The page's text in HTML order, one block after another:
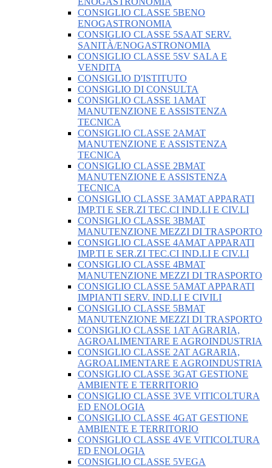
CONSIGLIO CLASSE 5BENO
ENOGASTRONOMIA
CONSIGLIO CLASSE 5SAAT SERV.
SANITÀ/ENOGASTRONOMIA
CONSIGLIO CLASSE 5SV SALA E
VENDITA
CONSIGLIO D'ISTITUTO
CONSIGLIO DI CONSULTA
CONSIGLIO CLASSE 1AMAT
MANUTENZIONE E ASSISTENZA
TECNICA
CONSIGLIO CLASSE 2AMAT
MANUTENZIONE E ASSISTENZA
TECNICA
CONSIGLIO CLASSE 2BMAT
MANUTENZIONE E ASSISTENZA
TECNICA
CONSIGLIO CLASSE 3AMAT APPARATI
IMP.TI E SER.ZI TEC.CI IND.LI E CIV.LI
CONSIGLIO CLASSE 3BMAT
MANUTENZIONE MEZZI DI TRASPORTO
CONSIGLIO CLASSE 4AMAT APPARATI
IMP.TI E SER.ZI TEC.CI IND.LI E CIV.LI
CONSIGLIO CLASSE 4BMAT
MANUTENZIONE MEZZI DI TRASPORTO
CONSIGLIO CLASSE 5AMAT APPARATI
IMPIANTI SERV. IND.LI E CIVILI
CONSIGLIO CLASSE 5BMAT
MANUTENZIONE MEZZI DI TRASPORTO
CONSIGLIO CLASSE 1AT AGRARIA,
AGROALIMENTARE E AGROINDUSTRIA
CONSIGLIO CLASSE 2AT AGRARIA,
AGROALIMENTARE E AGROINDUSTRIA
CONSIGLIO CLASSE 3GAT GESTIONE
AMBIENTE E TERRITORIO
CONSIGLIO CLASSE 3VE VITICOLTURA
ED ENOLOGIA
CONSIGLIO CLASSE 4GAT GESTIONE
AMBIENTE E TERRITORIO
CONSIGLIO CLASSE 4VE VITICOLTURA
ED ENOLOGIA
CONSIGLIO CLASSE 5VEGA